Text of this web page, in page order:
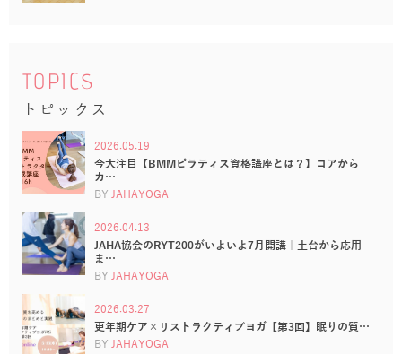
TOPICS
トピックス
2026.05.19
今大注目【BMMピラティス資格講座とは？】コアから
カ…
BY JAHAYOGA
2026.04.13
JAHA協会のRYT200がいよいよ7月開講｜土台から応用
ま…
BY JAHAYOGA
2026.03.27
更年期ケア×リストラクティブヨガ【第3回】眠りの質…
BY JAHAYOGA